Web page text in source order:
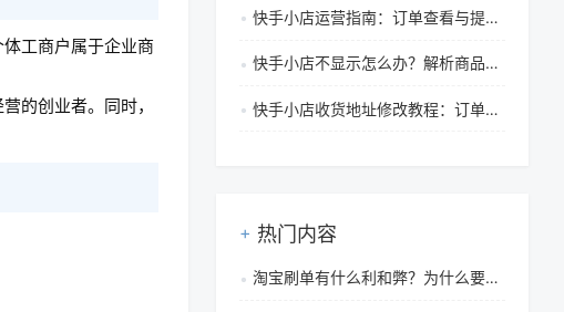
工商户属于企业商
的创业者。同时，
快手小店运营指南：订单查看与提升销量的核心方法与策略
快手小店不显示怎么办？解析商品不显示原因与快手平台核心优势
快手小店收货地址修改教程：订单已发货/未发货怎么办
热门内容
淘宝刷单有什么利和弊？为什么要刷单？